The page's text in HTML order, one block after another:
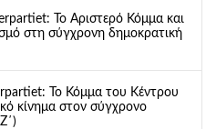
Το Αριστερό Κόμμα και
στη σύγχρονη δημοκρατική
Το Κόμμα του Κέντρου
κίνημα στον σύγχρονο